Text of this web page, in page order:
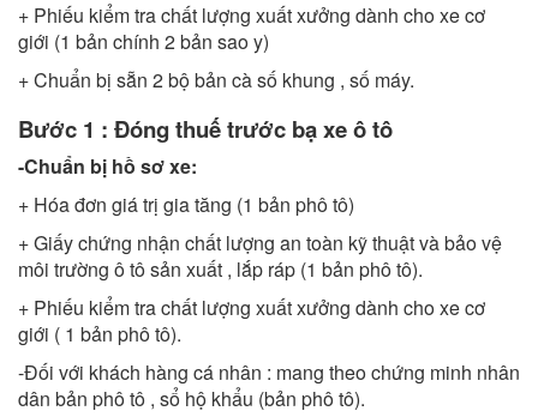
+ Phiếu kiểm tra chất lượng xuất xưởng dành cho xe cơ
giới (1 bản chính 2 bản sao y)
+ Chuẩn bị sẵn 2 bộ bản cà số khung , số máy.
Bước 1 : Đóng thuế trước bạ xe ô tô
-Chuẩn bị hồ sơ xe:
+ Hóa đơn giá trị gia tăng (1 bản phô tô)
+ Giấy chứng nhận chất lượng an toàn kỹ thuật và bảo vệ
môi trường ô tô sản xuất , lắp ráp (1 bản phô tô).
+ Phiếu kiểm tra chất lượng xuất xưởng dành cho xe cơ
giới ( 1 bản phô tô).
-Đối với khách hàng cá nhân : mang theo chứng minh nhân
dân bản phô tô , sổ hộ khẩu (bản phô tô).